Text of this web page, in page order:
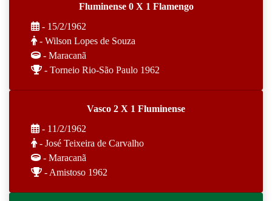
Fluminense 0 X 1 Flamengo
- 15/2/1962
- Wilson Lopes de Souza
- Maracanã
- Torneio Rio-São Paulo 1962
Vasco 2 X 1 Fluminense
- 11/2/1962
- José Teixeira de Carvalho
- Maracanã
- Amistoso 1962